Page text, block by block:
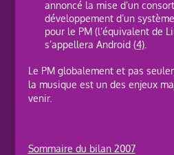
annoncé la mise d’un
développement d’un
pour le PM (l’équivalent de
s’appellera Android (4).
Le PM globalement et pas
la musique est un des enjeux
venir.
Sommaire du bilan 2007